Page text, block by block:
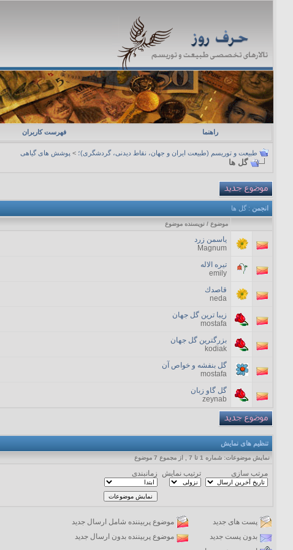
راهنما فهرست کاربران
طبیعت و توریسم (طبیعت ایران و جهان، نقاط دیدنی، گردشگری)؛ > پوشش های گیاهی
گل ها
انجمن : گل ها
موضوع / نویسنده موضوع
یاسمن زرد
Magnum
تیره الاله
emily
قاصدك
neda
زیبا ترین گل جهان
mostafa
بزرگترین گل جهان
kodiak
گل بنفشه و خواص آن
mostafa
گل گاو زبان
zeynab
تنظیم های نمایش
نمایش موضوعات: شماره 1 تا 7 , از مجموع ‍7 موضوع
مرتب سازی ترتیب نمایش زمانبندی
پست های جدید
موضوع پربیننده شامل ارسال جدید
بدون پست جدید
موضوع پربیننده بدون ارسال جدید